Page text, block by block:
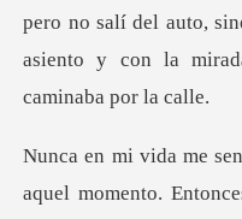
Salir
salí del auto,
asiento y c
aquel momento.